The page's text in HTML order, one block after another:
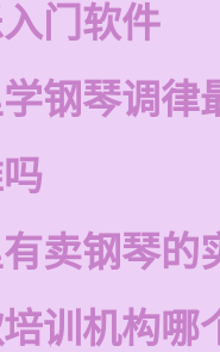
门软件
钢琴调律
卖钢琴的
训机构哪